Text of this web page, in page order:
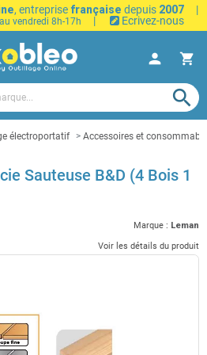
, entreprise française depuis 2007
|
vendredi 8h-17h | Ecrivez-nous
person shopping_cart
search
électroportatif Accessoires et
Sauteuse B&D (4 Bois 1
Marque : Leman
Voir les détails du produit